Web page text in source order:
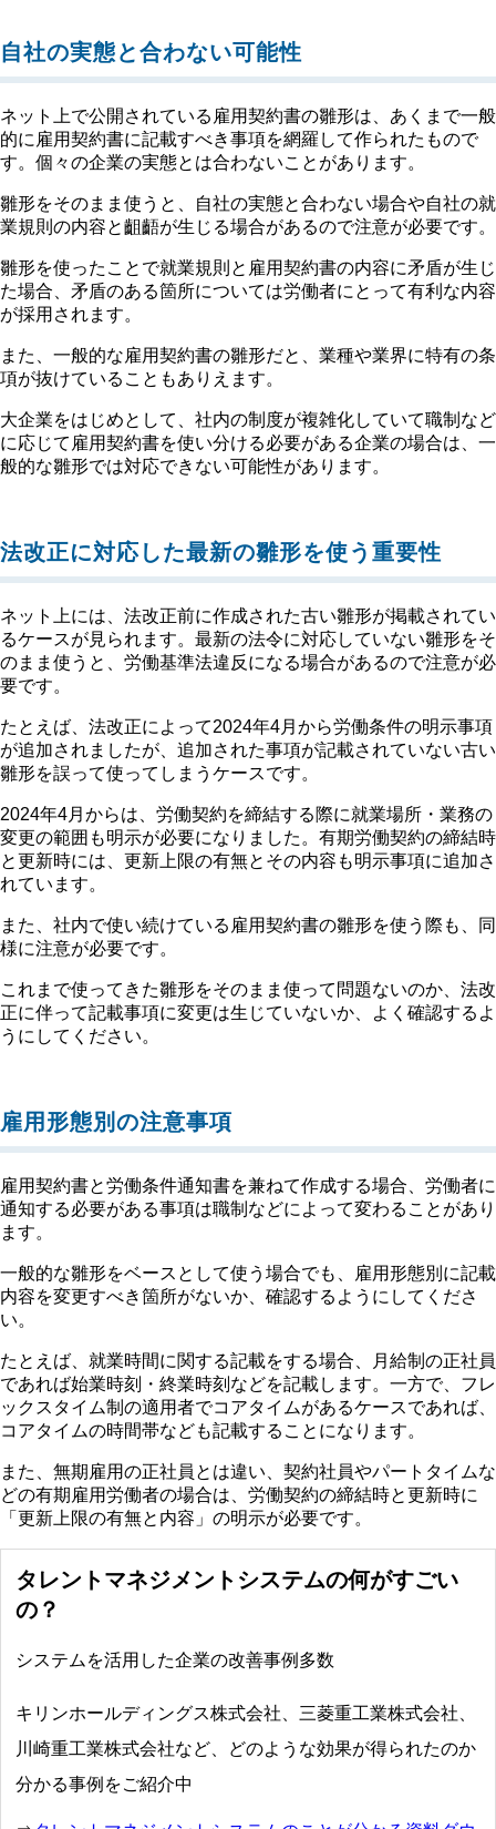
自社の実態と合わない可能性
ネット上で公開されている雇用契約書の雛形は、あくまで一般
的に雇用契約書に記載すべき事項を網羅して作られたもので
す。個々の企業の実態とは合わないことがあります。
雛形をそのまま使うと、自社の実態と合わない場合や自社の就
業規則の内容と齟齬が生じる場合があるので注意が必要です。
雛形を使ったことで就業規則と雇用契約書の内容に矛盾が生じ
た場合、矛盾のある箇所については労働者にとって有利な内容
が採用されます。
また、一般的な雇用契約書の雛形だと、業種や業界に特有の条
項が抜けていることもありえます。
大企業をはじめとして、社内の制度が複雑化していて職制など
に応じて雇用契約書を使い分ける必要がある企業の場合は、一
般的な雛形では対応できない可能性があります。
法改正に対応した最新の雛形を使う重要性
ネット上には、法改正前に作成された古い雛形が掲載されてい
るケースが見られます。最新の法令に対応していない雛形をそ
のまま使うと、労働基準法違反になる場合があるので注意が必
要です。
たとえば、法改正によって2024年4月から労働条件の明示事項
が追加されましたが、追加された事項が記載されていない古い
雛形を誤って使ってしまうケースです。
2024年4月からは、労働契約を締結する際に就業場所・業務の
変更の範囲も明示が必要になりました。有期労働契約の締結時
と更新時には、更新上限の有無とその内容も明示事項に追加さ
れています。
また、社内で使い続けている雇用契約書の雛形を使う際も、同
様に注意が必要です。
これまで使ってきた雛形をそのまま使って問題ないのか、法改
正に伴って記載事項に変更は生じていないか、よく確認するよ
うにしてください。
雇用形態別の注意事項
雇用契約書と労働条件通知書を兼ねて作成する場合、労働者に
通知する必要がある事項は職制などによって変わることがあり
ます。
一般的な雛形をベースとして使う場合でも、雇用形態別に記載
内容を変更すべき箇所がないか、確認するようにしてくださ
い。
たとえば、就業時間に関する記載をする場合、月給制の正社員
であれば始業時刻・終業時刻などを記載します。一方で、フレ
ックスタイム制の適用者でコアタイムがあるケースであれば、
コアタイムの時間帯なども記載することになります。
また、無期雇用の正社員とは違い、契約社員やパートタイムな
どの有期雇用労働者の場合は、労働契約の締結時と更新時に
「更新上限の有無と内容」の明示が必要です。
タレントマネジメントシステムの何がすごい
の？
システムを活用した企業の改善事例多数
キリンホールディングス株式会社、三菱重工業株式会社、
川崎重工業株式会社など、どのような効果が得られたのか
分かる事例をご紹介中